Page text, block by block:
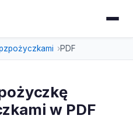
PDF
w PDF